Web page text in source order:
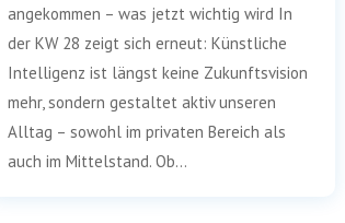
angekommen – was jetzt wichtig wird In
der KW 28 zeigt sich erneut: Künstliche
Intelligenz ist längst keine Zukunftsvision
mehr, sondern gestaltet aktiv unseren
Alltag – sowohl im privaten Bereich als
auch im Mittelstand. Ob...